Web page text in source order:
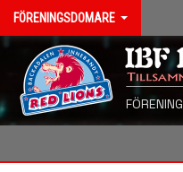
FÖRENINGSDOMARE